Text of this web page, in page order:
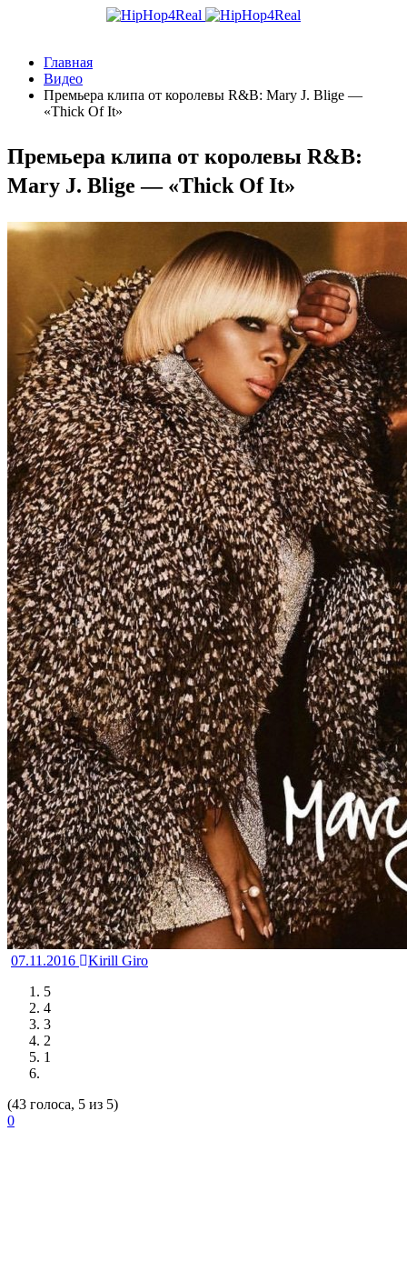
Главная
Видео
Премьера клипа от королевы R&B: Mary J. Blige —
«Thick Of It»
Премьера клипа от королевы R&B:
Mary J. Blige — «Thick Of It»
07.11.2016
Kirill Giro
5
4
3
2
1
(43 голоса, 5 из 5)
0